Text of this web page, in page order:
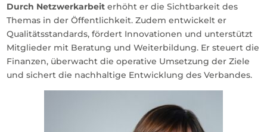
Durch Netzwerkarbeit erhöht er die Sichtbarkeit des
Themas in der Öffentlichkeit. Zudem entwickelt er
Qualitätsstandards, fördert Innovationen und unterstützt
Mitglieder mit Beratung und Weiterbildung. Er steuert die
Finanzen, überwacht die operative Umsetzung der Ziele
und sichert die nachhaltige Entwicklung des Verbandes.